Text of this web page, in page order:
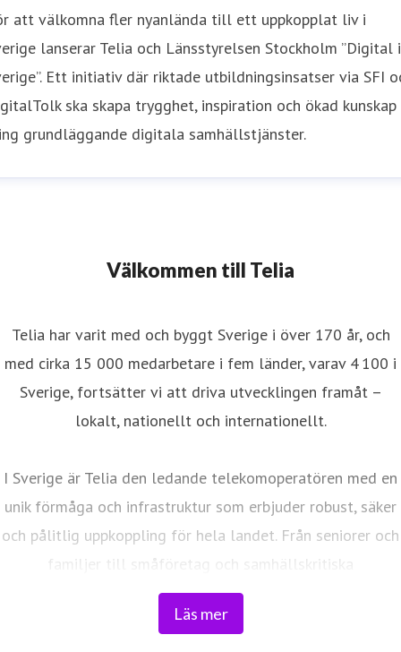
att välkomna fler nyanlända till ett uppkopplat liv i
lanserar Telia och Länsstyrelsen Stockholm ”Digital i
Ett initiativ där riktade utbildningsinsatser via SFI
ska skapa trygghet, inspiration och ökad kunskap
grundläggande digitala samhällstjänster.
Välkommen till Telia
Läs mer
Telia har varit med och byggt Sverige i över 170 år, och
med cirka 15 000 medarbetare i fem länder, varav 4 100 i
Sverige, fortsätter vi att driva utvecklingen framåt –
lokalt, nationellt och internationellt.
I Sverige är Telia den ledande telekomoperatören med en
unik förmåga och infrastruktur som erbjuder robust, säker
och pålitlig uppkoppling för hela landet. Från seniorer och
familjer till småföretag och samhällskritiska
verksamheter. Vi möjliggör digitaliseringens kraft i
vardagen och är en del av Sveriges totalförsvar. Med